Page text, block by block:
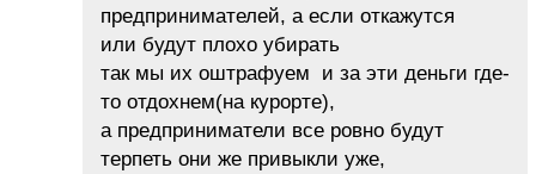
предпринимателей, а если откажутся
или будут плохо убирать
так мы их оштрафуем и за эти деньги где-
то отдохнем(на курорте),
а предприниматели все ровно будут
терпеть они же привыкли уже,